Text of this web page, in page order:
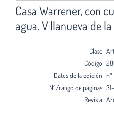
Casa Warrener, con
agua. Villanueva de
Clase
Código
Datos de la edición nº
Nº/rango de páginas
Revista